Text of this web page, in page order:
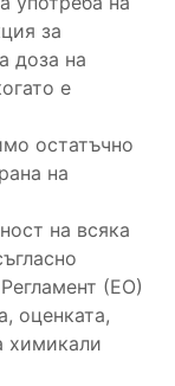
за
доза на
е
остатъчно
на
на всяка
(ЕО)
оценката,
химикали